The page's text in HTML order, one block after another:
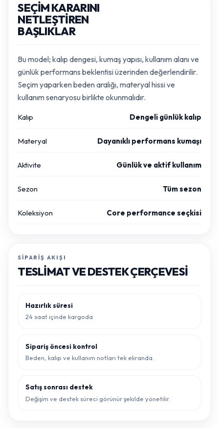
SEÇIM KARARINI
NETLEŞTIREN
BAŞLIKLAR
Bu model; kalıp dengesi, kumaş yapısı, kullanım alanı ve
günlük performans beklentisi üzerinden değerlendirilir.
Seçim yaparken beden aralığı, materyal hissi ve
kullanım senaryosu birlikte okunmalıdır.
Kalıp Dengeli günlük kalıp
Materyal Dayanıklı performans kumaşı
Aktivite Günlük ve aktif kullanım
Sezon Tüm sezon
Koleksiyon Core performance seçkisi
SIPARIŞ AKIŞI
TESLIMAT VE DESTEK ÇERÇEVESI
Hazırlık süresi
24 saat içinde kargoda
Sipariş öncesi kontrol
Beden, kalıp ve kullanım notları tek ekranda.
Satış sonrası destek
Değişim ve destek süreci görünür şekilde yönetilir.